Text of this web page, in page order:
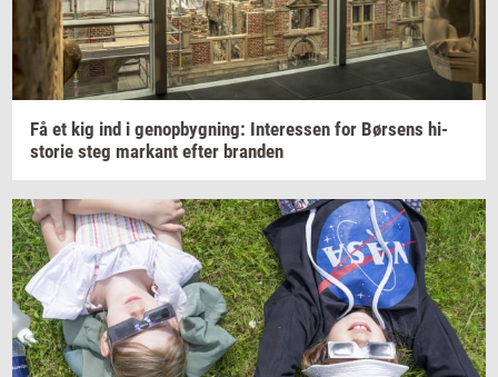
Få et kig ind i genop­byg­ning: In­ter­es­sen for Bør­sens hi­
sto­rie steg mar­kant efter bran­den